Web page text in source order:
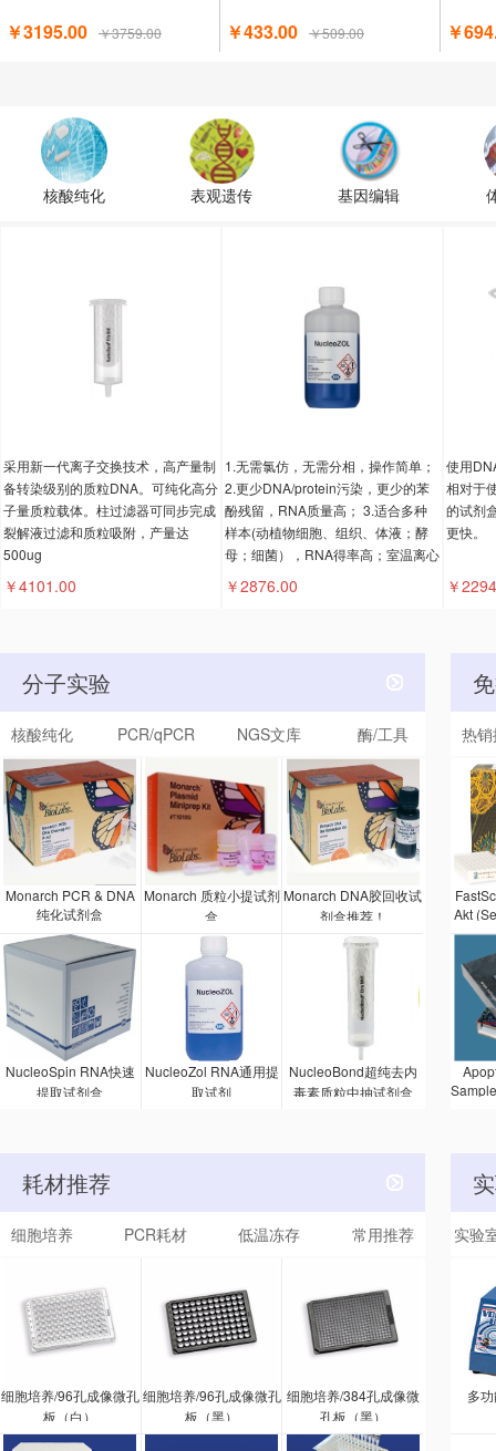
￥3195.00 ￥3759.00 ￥433.00 ￥509.00 ￥
核酸纯化 表观遗传 基因编辑
采用新一代离子交换技术，高产量制
备转染级别的质粒DNA。可纯化高分
子量质粒载体。柱过滤器可同步完成
裂解液过滤和质粒吸附，产量达
500ug
￥4101.00
1.无需氯仿，无需分相，操作简单；
2.更少DNA/protein污染，更少的苯
酚残留，RNA质量高； 3.适合多种
样本(动植物细胞、组织、体液；酵
母；细菌），RNA得率高；室温离心
￥2876.00
使用
相对于
的试剂
更快。
￥
分子实验
核酸纯化 PCR/qPCR NGS文库 酶/工具
Monarch PCR & DNA
纯化试剂盒
Monarch 质粒小提试剂
盒
Monarch DNA胶回收试
剂盒推荐！
NucleoSpin RNA快速
提取试剂盒
NucleoZol RNA通用提
取试剂
NucleoBond超纯去内
毒素质粒中抽试剂盒
热
Akt
剂盒
疫吸
试
的
一抗
种抗
耗材推荐
细胞培养 PCR耗材 低温冻存 常用推荐
细胞培养/96孔成像微孔
板（白）
细胞培养/96孔成像微孔
板（黑）
细胞培养/384孔成像微
孔板（黑）
实验
多